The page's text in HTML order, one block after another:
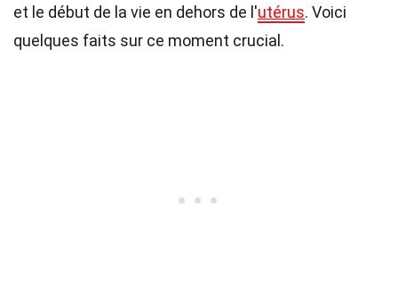
et le début de la vie en dehors de l'utérus. Voici
quelques faits sur ce moment crucial.